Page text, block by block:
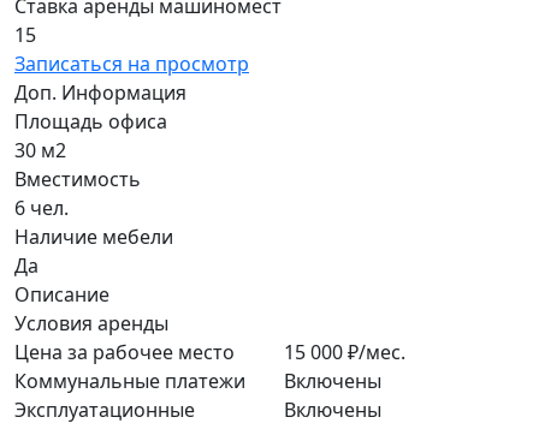
Ставка аренды машиномест
15
Записаться на просмотр
Доп. Информация
Площадь офиса
30 м2
Вместимость
6 чел.
Наличие мебели
Да
Описание
Условия аренды
Цена за рабочее место
15 000 ₽/мес.
Коммунальные платежи
Включены
Эксплуатационные
Включены